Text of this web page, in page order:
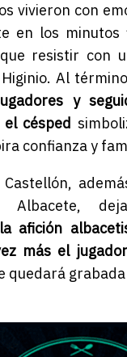
vivieron con
en los
resistir con
Al
y
césped
confianza y
Albacete,
la afición
más el
quedará